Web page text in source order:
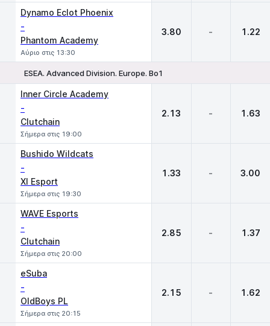
Dynamo Eclot Phoenix
-
Phantom Academy
Αύριο στις 13:30
3.80 - 1.22
ESEA. Advanced Division. Europe. Bo1
Inner Circle Academy
-
Clutchain
Σήμερα στις 19:00
2.13 - 1.63
Bushido Wildcats
-
XI Esport
Σήμερα στις 19:30
1.33 - 3.00
WAVE Esports
-
Clutchain
Σήμερα στις 20:00
2.85 - 1.37
eSuba
-
OldBoys PL
Σήμερα στις 20:15
2.15 - 1.62